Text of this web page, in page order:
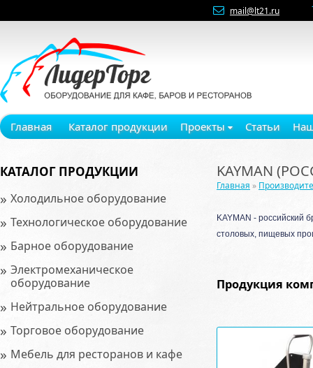
mail@lt21.ru
Главная Каталог продукции Проекты Статьи
КАТАЛОГ ПРОДУКЦИИ
» Холодильное оборудование
» Технологическое оборудование
» Барное оборудование
» Электромеханическое
оборудование
» Нейтральное оборудование
» Торговое оборудование
» Мебель для ресторанов и кафе
KAYMAN
Главная »
KAYMAN - российский
столовых, пищевых
Продукция